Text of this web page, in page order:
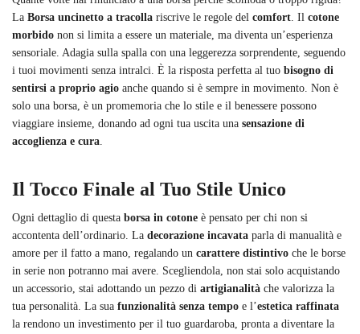
La Borsa uncinetto a tracolla riscrive le regole del comfort . Il cotone
morbido non si limita a essere un materiale, ma diventa un’esperienza
sensoriale. Adagia sulla spalla con una leggerezza sorprendente, seguendo
i tuoi movimenti senza intralci. È la risposta perfetta al tuo bisogno di
sentirsi a proprio agio anche quando si è sempre in movimento. Non è
solo una borsa, è un promemoria che lo stile e il benessere possono
viaggiare insieme, donando ad ogni tua uscita una sensazione di
accoglienza e cura
Il Tocco Finale al Tuo Stile Unico
Ogni dettaglio di questa borsa in cotone è pensato per chi non si
accontenta dell’ordinario. La decorazione incavata parla di manualità e
amore per il fatto a mano, regalando un carattere distintivo che le borse
in serie non potranno mai avere. Scegliendola, non stai solo acquistando
un accessorio, stai adottando un pezzo di artigianalità che valorizza la
tua personalità. La sua funzionalità senza tempo e l’estetica raffinata
la rendono un investimento per il tuo guardaroba, pronta a diventare la